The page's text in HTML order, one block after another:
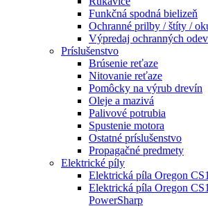
Funkčná spodná bielizeň
Ochranné prilby / štíty /
Výpredaj ochranných
Príslušenstvo
Brúsenie reťaze
Nitovanie reťaze
Pomôcky na výrub drevín
Oleje a mazivá
Palivové potrubia
Spustenie motora
Ostatné príslušenstvo
Propagačné predmety
Elektrické píly
Elektrická píla Oregon
Elektrická píla Oregon
PowerSharp